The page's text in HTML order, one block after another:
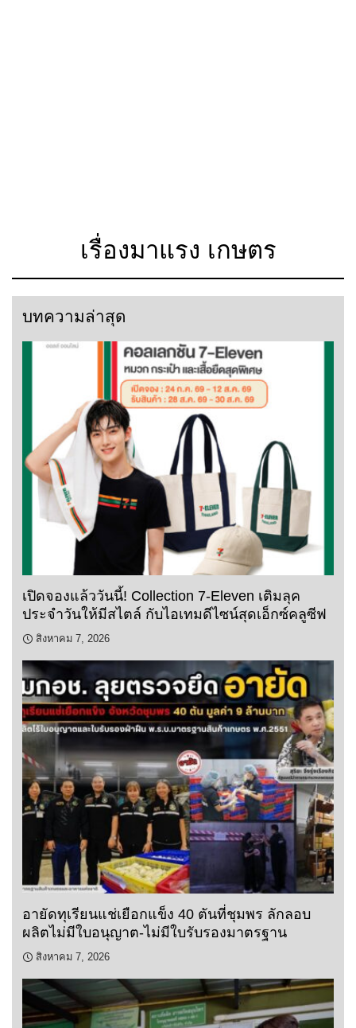
เรื่องมาแรง เกษตร
บทความล่าสุด
เปิดจองแล้ววันนี้! Collection 7-Eleven เติมลุค
ประจำวันให้มีสไตล์ กับไอเทมดีไซน์สุดเอ็กซ์คลูซีฟ
สิงหาคม 7, 2026
อายัดทุเรียนแช่เยือกแข็ง 40 ตันที่ชุมพร ลักลอบ
ผลิตไม่มีใบอนุญาต-ไม่มีใบรับรองมาตรฐาน
สิงหาคม 7, 2026